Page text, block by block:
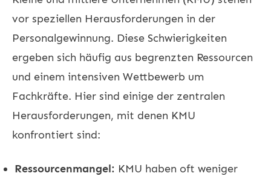
vor speziellen Herausforderungen in der
Personalgewinnung. Diese Schwierigkeiten
ergeben sich häufig aus begrenzten Ressourcen
und einem intensiven Wettbewerb um
Fachkräfte. Hier sind einige der zentralen
Herausforderungen, mit denen KMU
konfrontiert sind:
Ressourcenmangel: KMU haben oft weniger